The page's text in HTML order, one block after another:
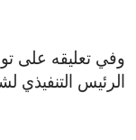
وفي تعليقه على
الرئيس التنفيذي